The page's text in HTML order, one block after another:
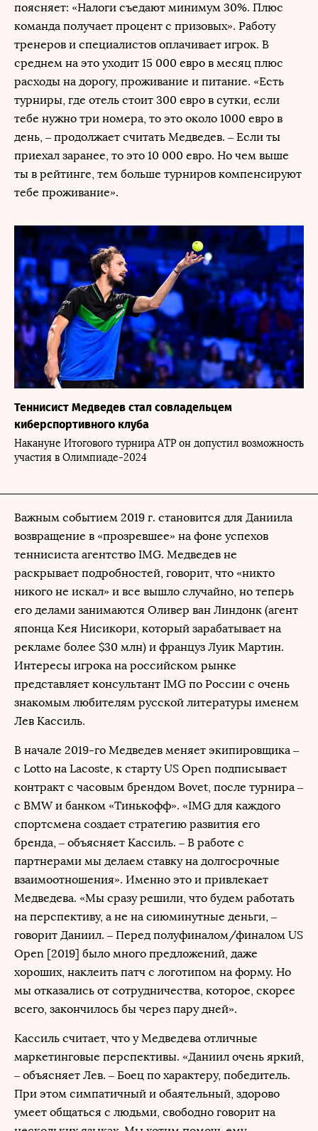
поясняет: «Налоги съедают минимум 30%. Плюс
команда получает процент с призовых». Работу
тренеров и специалистов оплачивает игрок. В
среднем на это уходит 15 000 евро в месяц плюс
расходы на дорогу, проживание и питание. «Есть
турниры, где отель стоит 300 евро в сутки, если
тебе нужно три номера, то это около 1000 евро в
день, – продолжает считать Медведев. – Если ты
приехал заранее, то это 10 000 евро. Но чем выше
ты в рейтинге, тем больше турниров компенсируют
тебе проживание».
Теннисист Медведев стал совладельцем
киберспортивного клуба
Накануне Итогового турнира АТР он допустил возможность
участия в Олимпиаде-2024
Важным событием 2019 г. становится для Даниила
возвращение в «прозревшее» на фоне успехов
теннисиста агентство IMG. Медведев не
раскрывает подробностей, говорит, что «никто
никого не искал» и все вышло случайно, но теперь
его делами занимаются Оливер ван Линдонк (агент
японца Кея Нисикори, который зарабатывает на
рекламе более $30 млн) и француз Луик Мартин.
Интересы игрока на российском рынке
представляет консультант IMG по России с очень
знакомым любителям русской литературы именем
Лев Кассиль.
В начале 2019-го Медведев меняет экипировщика –
с Lotto на Lacoste, к старту US Open подписывает
контракт с часовым брендом Bovet, после турнира –
с BMW и банком «Тинькофф». «IMG для каждого
спортсмена создает стратегию развития его
бренда, – объясняет Кассиль. – В работе с
партнерами мы делаем ставку на долгосрочные
взаимоотношения». Именно это и привлекает
Медведева. «Мы сразу решили, что будем работать
на перспективу, а не на сиюминутные деньги, –
говорит Даниил. – Перед полуфиналом/финалом US
Open [2019] было много предложений, даже
хороших, наклеить патч с логотипом на форму. Но
мы отказались от сотрудничества, которое, скорее
всего, закончилось бы через пару дней».
Кассиль считает, что у Медведева отличные
маркетинговые перспективы. «Даниил очень яркий,
– объясняет Лев. – Боец по характеру, победитель.
При этом симпатичный и обаятельный, здорово
умеет общаться с людьми, свободно говорит на